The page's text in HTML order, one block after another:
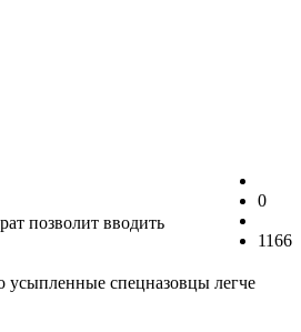
0
1166
позволит вводить
усыпленные спецназовцы легче